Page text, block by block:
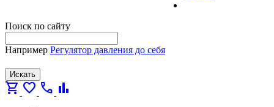
Поиск по сайту
Например Регулятор давления до себя
Искать
shopping_cart favorite call bar_chart